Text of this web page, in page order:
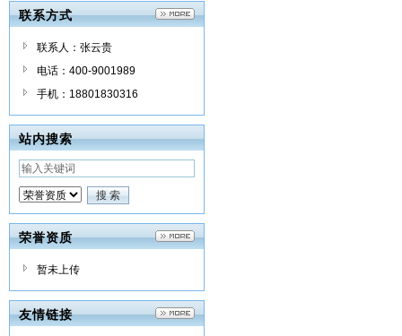
联系方式
联系人：张云贵
电话：400-9001989
手机：18801830316
站内搜索
荣誉资质
暂未上传
友情链接